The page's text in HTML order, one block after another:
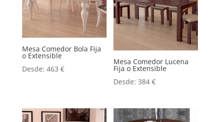
Mesa Comedor Bola Fija
o Extensible
Desde: 463 €
Mesa Comedor Lucena
Fija o Extensible
Desde:384€